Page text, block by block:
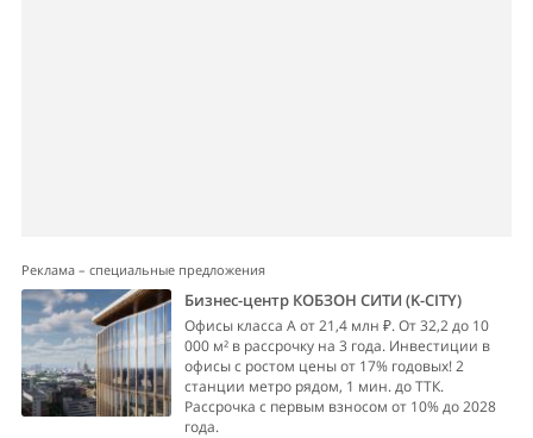
Реклама – специальные предложения
Бизнес-центр КОБЗОН СИТИ (K-CITY)
Офисы класса А от 21,4 млн ₽. От 32,2 до 10
000 м² в рассрочку на 3 года. Инвестиции в
офисы с ростом цены от 17% годовых! 2
станции метро рядом, 1 мин. до ТТК.
Рассрочка с первым взносом от 10% до 2028
года.